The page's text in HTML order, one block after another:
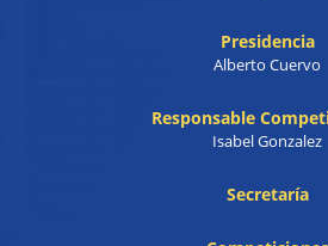
Presidencia
Alberto Cuervo
Responsable
Isabel Gonzalez
Secretaría